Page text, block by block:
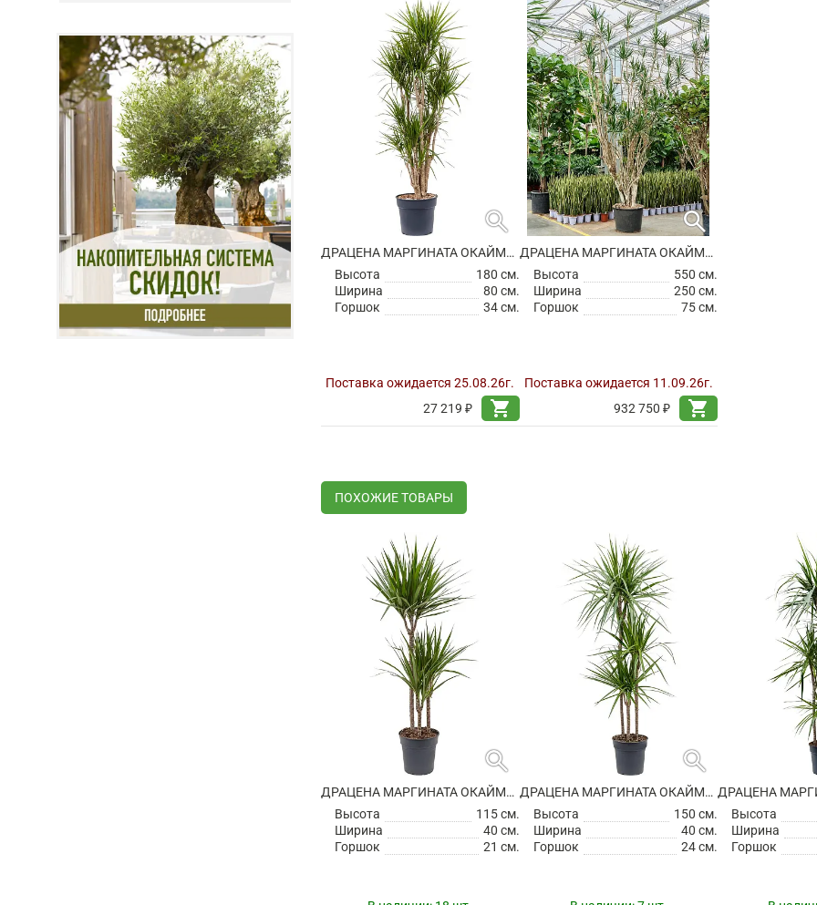
search
ДРАЦЕНА МАРГИНАТА ОКАЙМЛЕННАЯ РАЗВЕТВЛЕННАЯ
Высота
180 см.
Ширина
80 см.
Горшок
34 см.
Поставка ожидается 25.08.26г.
27 219 ₽
shopping_cart
search
ДРАЦЕНА МАРГИНАТА ОКАЙМЛЕННАЯ РАЗВЕТВЛЕННАЯ
Высота
550 см.
Ширина
250 см.
Горшок
75 см.
Поставка ожидается 11.09.26г.
932 750 ₽
shopping_cart
ПОХОЖИЕ ТОВАРЫ
search
ДРАЦЕНА МАРГИНАТА ОКАЙМЛЕННАЯ 3 СТВОЛА
Высота
115 см.
Ширина
40 см.
Горшок
21 см.
search
ДРАЦЕНА МАРГИНАТА ОКАЙМЛЕННАЯ 3 СТВОЛА
Высота
150 см.
Ширина
40 см.
Горшок
24 см.
Высота
Ширина
Горшок